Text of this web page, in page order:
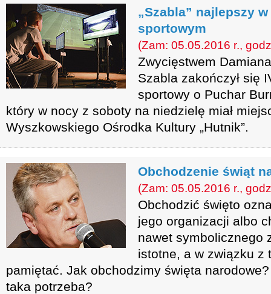
„Szabla” najlepszy
sportowym
(Zam: 05.05.2016 r.,
Zwycięstwem
Szabla zakończył się
sportowy o Puchar
który w nocy z soboty na niedzielę miał
Wyszkowskiego Ośrodka Kultury „Hutnik”.
Obchodzenie świąt
(Zam: 05.05.2016 r.,
Obchodzić święto
jego organizacji albo
nawet symbolicznego
istotne, a w związku z
pamiętać. Jak obchodzimy święta
taka potrzeba?